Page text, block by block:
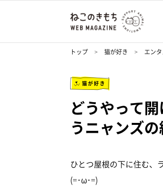
トップ 猫が好き エン
猫が好き
どうやって
うニャンズ
ひとつ屋根の下に住む、
(=･ω･=)